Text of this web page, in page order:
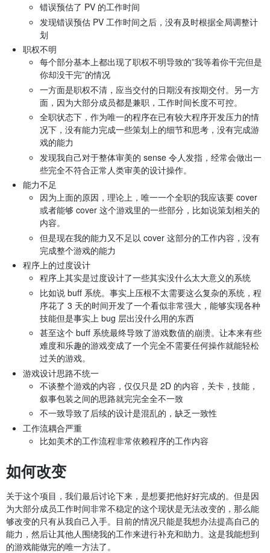
错误预估了 PV 的工作时间
发现错误预估 PV 工作时间之后，没有及时根据全局调整计
划
职权不明
每个部分基本上都出现了职权不明导致的”我等着你干完但是
你却没干完”的情况
一方面是职权不清，应当交付的日期没有按期交付。另一方
面，因为大部分成员都是兼职，工作时间长度不可控。
全职状态下，作为唯一的程序在已有较大程序开发压力的情
况下，没有能力完成一些策划上的细节和思考，没有完成游
戏的能力
发现我自己对于整体审美的 sense 令人发指，经常会做出一
些完全不符合正常人类审美的设计操作。
能力不足
因为上面的原因，理论上，唯一一个全职的我应该要 cover
或者能够 cover 这个游戏里的一些部分，比如说策划相关的
内容。
但是现在我的能力又不足以 cover 这部分的工作内容，没有
完成整个游戏的能力
程序上的过度设计
程序上其实是过度设计了一些其实没什么太大意义的系统
比如说 buff 系统。事实上压根不太需要这么复杂的系统，程
序花了 3 天的时间开发了一个看似非常强大，能够实现各种
技能但是事实上 bug 层出没什么用的东西
甚至这个 buff 系统最终导致了游戏数值的崩溃。让本来有些
难度和乐趣的游戏变成了一个完全不需要任何操作就能轻松
过关的游戏。
游戏设计思路不统一
不谈整个游戏的内容，仅仅只是 2D 的内容，关卡，技能，
叙事包装之间的思路就完完全全不一致
不一致导致了后续的设计是混乱的，缺乏一致性
工作流耦合严重
比如美术的工作流程非常依赖程序的工作内容
如何改变
关于这个项目，我们最后讨论下来，是想要把他好好完成的。但是因
为大部分成员工作时间非常不稳定的这个现状是无法改变的，那么能
够改变的只有从我自己入手。目前的情况只能是我想办法提高自己的
能力，然后让其他人围绕我的工作来进行补充和助力。这是我能想到
的游戏能做完的唯一方法了。